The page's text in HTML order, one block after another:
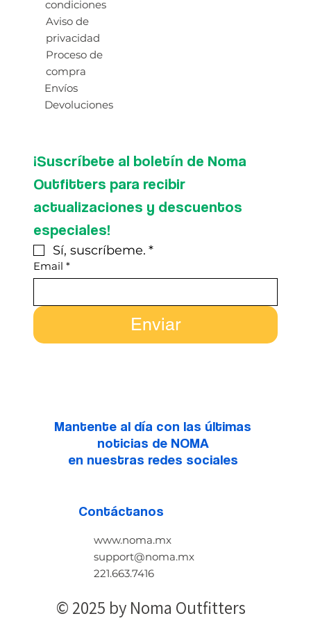
condiciones
Aviso de
privacidad
Proceso de
compra
Envíos
Devoluciones
¡Suscríbete al boletín de Noma
Outfitters para recibir
actualizaciones y descuentos
especiales!
Sí, suscríbeme. *
Email *
Enviar
Mantente al día con las últimas
noticias de NOMA
en nuestras redes sociales
Contáctanos
www.noma.mx
support@noma.mx
221.663.7416
© 2025 by Noma Outfitters